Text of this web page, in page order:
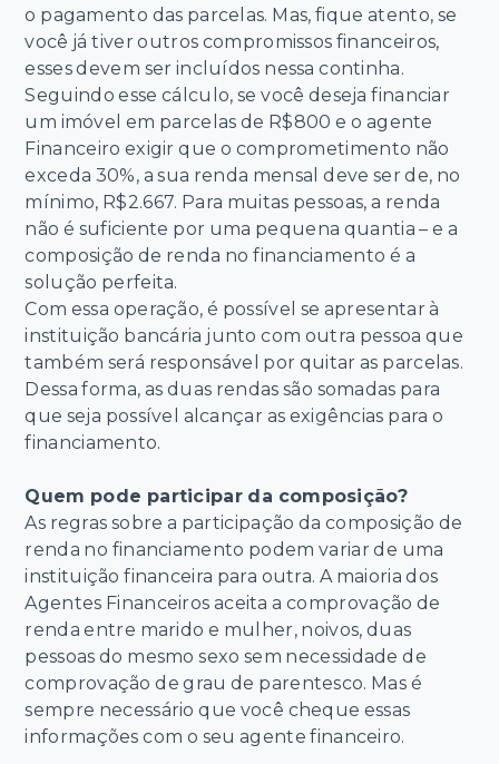
o pagamento das parcelas. Mas, fique atento, se
você já tiver outros compromissos financeiros,
esses devem ser incluídos nessa continha.
Seguindo esse cálculo, se você deseja financiar
um imóvel em parcelas de R$800 e o agente
Financeiro exigir que o comprometimento não
exceda 30%, a sua renda mensal deve ser de, no
mínimo, R$2.667. Para muitas pessoas, a renda
não é suficiente por uma pequena quantia – e a
composição de renda no financiamento é a
solução perfeita.
Com essa operação, é possível se apresentar à
instituição bancária junto com outra pessoa que
também será responsável por quitar as parcelas.
Dessa forma, as duas rendas são somadas para
que seja possível alcançar as exigências para o
financiamento.
Quem pode participar da composição?
As regras sobre a participação da composição de
renda no financiamento podem variar de uma
instituição financeira para outra. A maioria dos
Agentes Financeiros aceita a comprovação de
renda entre marido e mulher, noivos, duas
pessoas do mesmo sexo sem necessidade de
comprovação de grau de parentesco. Mas é
sempre necessário que você cheque essas
informações com o seu agente financeiro.